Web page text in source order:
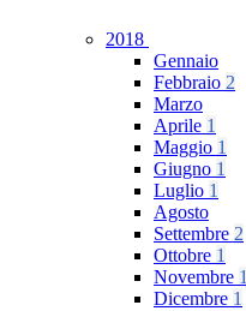
2018
Gennaio
Febbraio 2
Marzo
Aprile 1
Maggio 1
Giugno 1
Luglio 1
Agosto
Settembre 2
Ottobre 1
Novembre 1
Dicembre 1